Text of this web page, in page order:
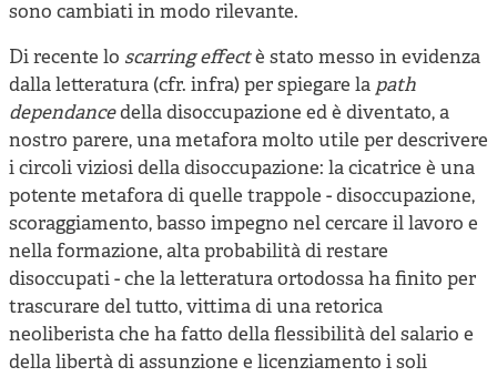
sono cambiati in modo rilevante.
Di recente lo scarring effectè stato messo in evidenza
dalla letteratura (cfr. infra) per spiegare la path
dependancedella disoccupazione ed è diventato, a
nostro parere, una metafora molto utile per descrivere
i circoli viziosi della disoccupazione: la cicatrice è una
potente metafora di quelle trappole - disoccupazione,
scoraggiamento, basso impegno nel cercare il lavoro e
nella formazione, alta probabilità di restare
disoccupati - che la letteratura ortodossa ha finito per
trascurare del tutto, vittima di una retorica
neoliberista che ha fatto della flessibilità del salario e
della libertà di assunzione e licenziamento i soli